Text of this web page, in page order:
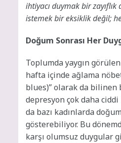
ihtiyacı duymak bir
istemek bir eksiklik değil;
Doğum Sonrası Her
Toplumda yaygın
hafta içinde ağlama
blues)” olarak da
depresyon çok daha
da bazı kadınlarda
gösterebiliyor. Bu
karşı olumsuz